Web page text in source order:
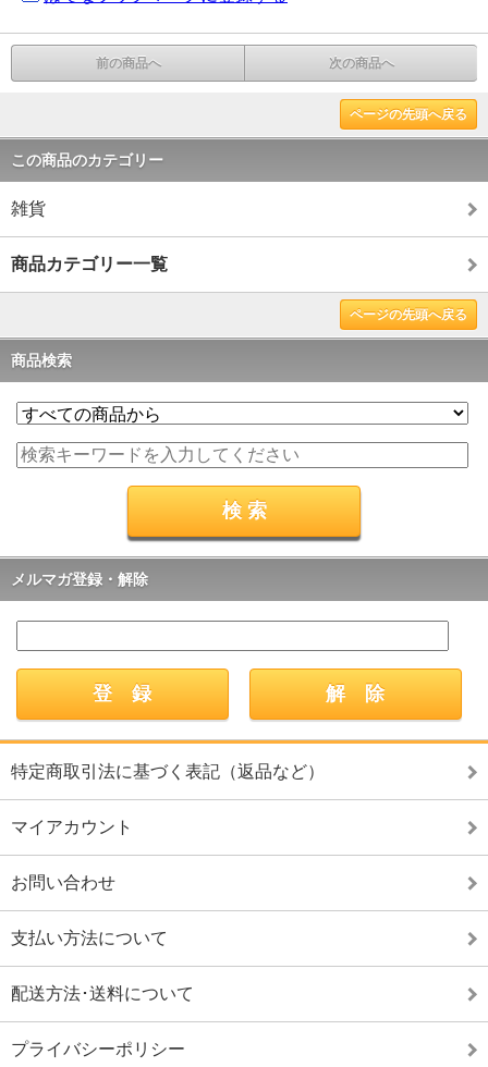
前の商品へ 次の商品へ
ページの先頭へ戻る
この商品のカテゴリー
雑貨
商品カテゴリー一覧
ページの先頭へ戻る
商品検索
メルマガ登録・解除
特定商取引法に基づく表記（返品など）
マイアカウント
お問い合わせ
支払い方法について
配送方法･送料について
プライバシーポリシー